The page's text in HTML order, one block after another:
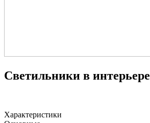
Светильники в интерьере
Характеристики